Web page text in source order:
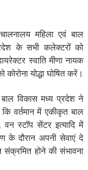
महिला एवं बाल
के सभी कलेक्टरों को
स्वाति मीणा नायक
योद्धा घोषित करें।
विकास मध्य प्रदेश ने
वर्तमान में एकीकृत बाल
स्टॉप सेंटर इत्यादि में
के दौरान अपनी सेवाएं दे
संक्रमित होने की संभावना